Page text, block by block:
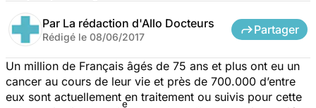
Par La rédaction d'Allo Docteurs
Rédigé le 08/06/2017
Partager
Un million de Français âgés de 75 ans et plus ont eu un
cancer au cours de leur vie et près de 700.000 d’entre
eux sont actuellement en traitement ou suivis pour cette
e